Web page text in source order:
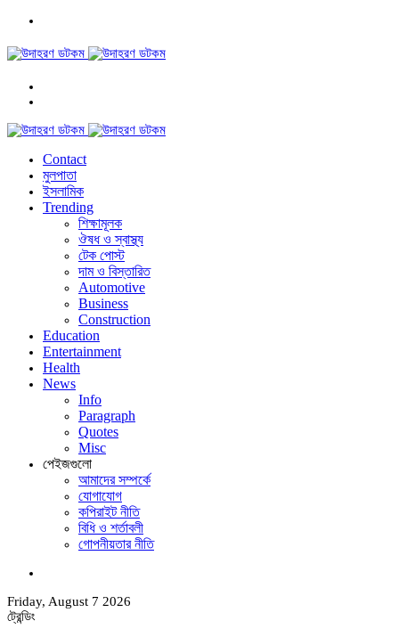
Contact
মুলপাতা
ইসলামিক
Trending
শিক্ষামূলক
ঔষধ ও স্বাস্থ্য
টেক পোস্ট
দাম ও বিস্তারিত
Automotive
Business
Construction
Education
Entertainment
Health
News
Info
Paragraph
Quotes
Misc
পেইজগুলো
আমাদের সম্পর্কে
যোগাযোগ
কপিরাইট নীতি
বিধি ও শর্তাবলী
গোপনীয়তার নীতি
করবেন?
Friday, August 7 2026
ট্রেন্ডিং